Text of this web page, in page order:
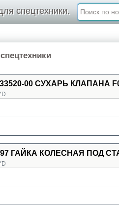
спецтехники.
00 СУХАРЬ КЛАПАНА
ГАЙКА КОЛЕСНАЯ ПОД